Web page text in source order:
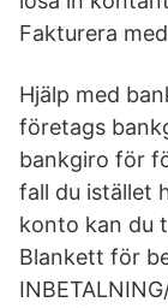
Fakturera
Hjälp med
företags
bankgiro för
fall du istället
konto kan du
Blankett för